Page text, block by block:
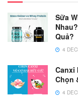
Sữa
Quả?
4
Canxi
Chọn
4